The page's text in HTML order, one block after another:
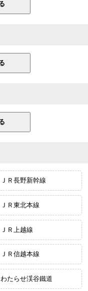
ＪＲ長野新幹線
ＪＲ東北本線
ＪＲ上越線
ＪＲ信越本線
わたらせ渓谷鐵道